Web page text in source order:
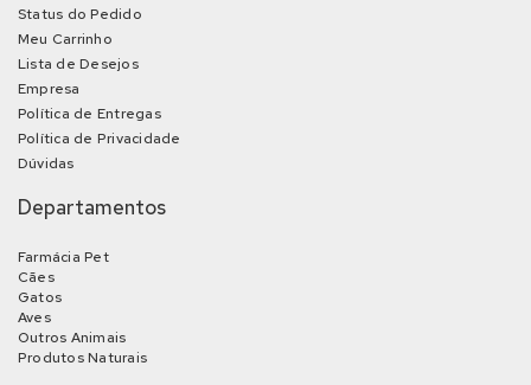
Status do Pedido
Meu Carrinho
Lista de Desejos
Empresa
Política de Entregas
Política de Privacidade
Dúvidas
Departamentos
Farmácia Pet
Cães
Gatos
Aves
Outros Animais
Produtos Naturais